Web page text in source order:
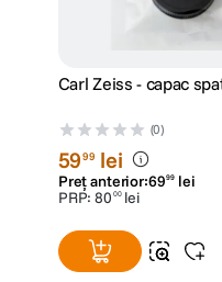
Carl Zeiss - capac
(0)
5999 lei
Preț anterior:6999 lei
PRP:80 00 lei